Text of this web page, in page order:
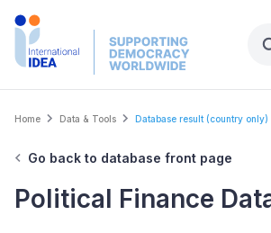
Skip
Breadcrumb
Home Data & Tools Database result (country only)
Go back to database front page
Political Finance